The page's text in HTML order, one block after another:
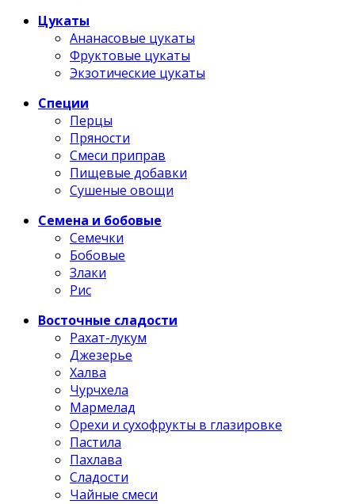
Цукаты
Ананасовые цукаты
Фруктовые цукаты
Экзотические цукаты
Специи
Перцы
Пряности
Смеси приправ
Пищевые добавки
Сушеные овощи
Семена и бобовые
Семечки
Бобовые
Злаки
Рис
Восточные сладости
Рахат-лукум
Джезерье
Халва
Чурчхела
Мармелад
Орехи и сухофрукты в глазировке
Пастила
Пахлава
Сладости
Чайные смеси